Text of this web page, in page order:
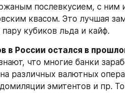
послевкусием, с ним
квасом. Это лучшая
кубиков льда и кайф.
в России остался в
что многие банки
различных валютных
эмитентов и пр.